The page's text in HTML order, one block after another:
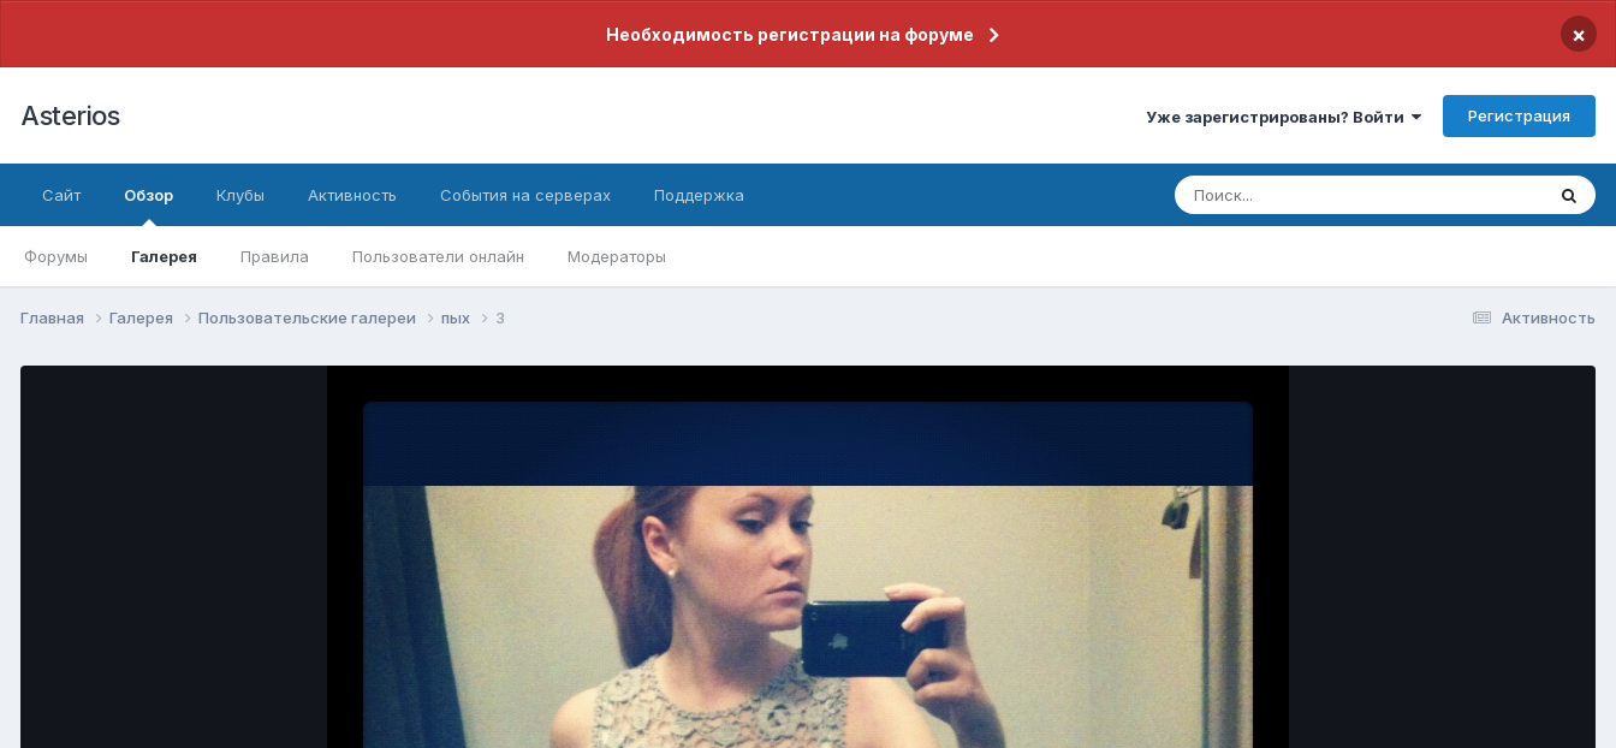
Необходимость регистрации на форуме ×
Asterios Уже зарегистрированы? Войти Регистрация
Сайт Обзор
Форумы Галерея Правила Пользователи онлайн Модераторы
Клубы Активность События на серверах Поддержка
Активность
Главная Галерея Пользовательские галереи пых 3